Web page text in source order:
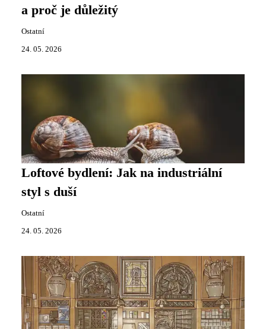
a proč je důležitý
Ostatní
24. 05. 2026
Loftové bydlení: Jak na industriální
styl s duší
Ostatní
24. 05. 2026